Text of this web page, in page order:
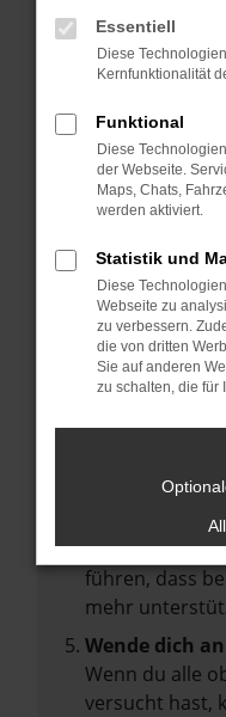
Überprüfe
deine
Prüfe deine
Manche
können das
anderen
Fenster?
Starte dein
Das kann
Stelle sicher,
Veraltete
führen, dass
mehr
Wende dich
Wenn du alle
versucht hast,
Essentiell
Diese
Kernfunktionalität
Funktional
Diese
der Webseite.
Maps, Chats,
werden aktiviert.
Statistik und
Diese
Webseite zu
zu verbessern.
die von dritten
Sie auf anderen
zu schalten, die für